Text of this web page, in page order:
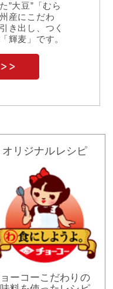
”大豆”「むら
産にこだわ
き出し、つく
輝麦」です。
オリジナルレシピ
ーコーこだわりの